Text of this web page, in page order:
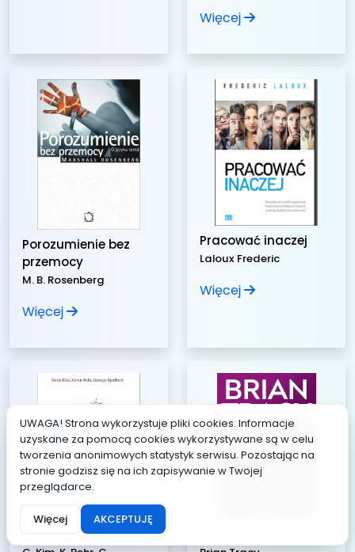
UWAGA! Strona wykorzystuje pliki cookies. Informacje
uzyskane za pomocą cookies wykorzystywane są w celu
tworzenia anonimowych statystyk serwisu. Pozostając na
stronie godzisz się na ich zapisywanie w Twojej
przeglądarce.
Więcej AKCEPTUJĘ
Więcej
Porozumienie bez
przemocy
M. B. Rosenberg
Więcej
Pracować inaczej
Laloux Frederic
Więcej
Projekt Feniks